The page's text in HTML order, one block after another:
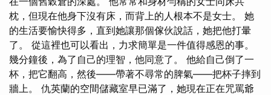
枕，但現在他身下沒有床，而背上的人根本不是女士。 她
的生活要愉快得多，直到她讓那個傢伙說話，她把他打暈
了。 從這裡也可以看出，力求簡單是一件值得感恩的事。
幾分鐘後，為了自己的理智，他同意了。 他給自己倒了一
杯，把它翻高，然後——帶著不尋常的脾氣——把杯子摔到
牆上。 仇英蘭的空間儲藏室早已滿了，她現在正在咒罵爺